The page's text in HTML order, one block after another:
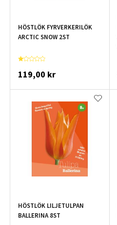
HÖSTLÖK FYRVERKERILÖK
ARCTIC SNOW 2ST
119,00 kr
HÖSTLÖK LILJETULPAN
BALLERINA 8ST